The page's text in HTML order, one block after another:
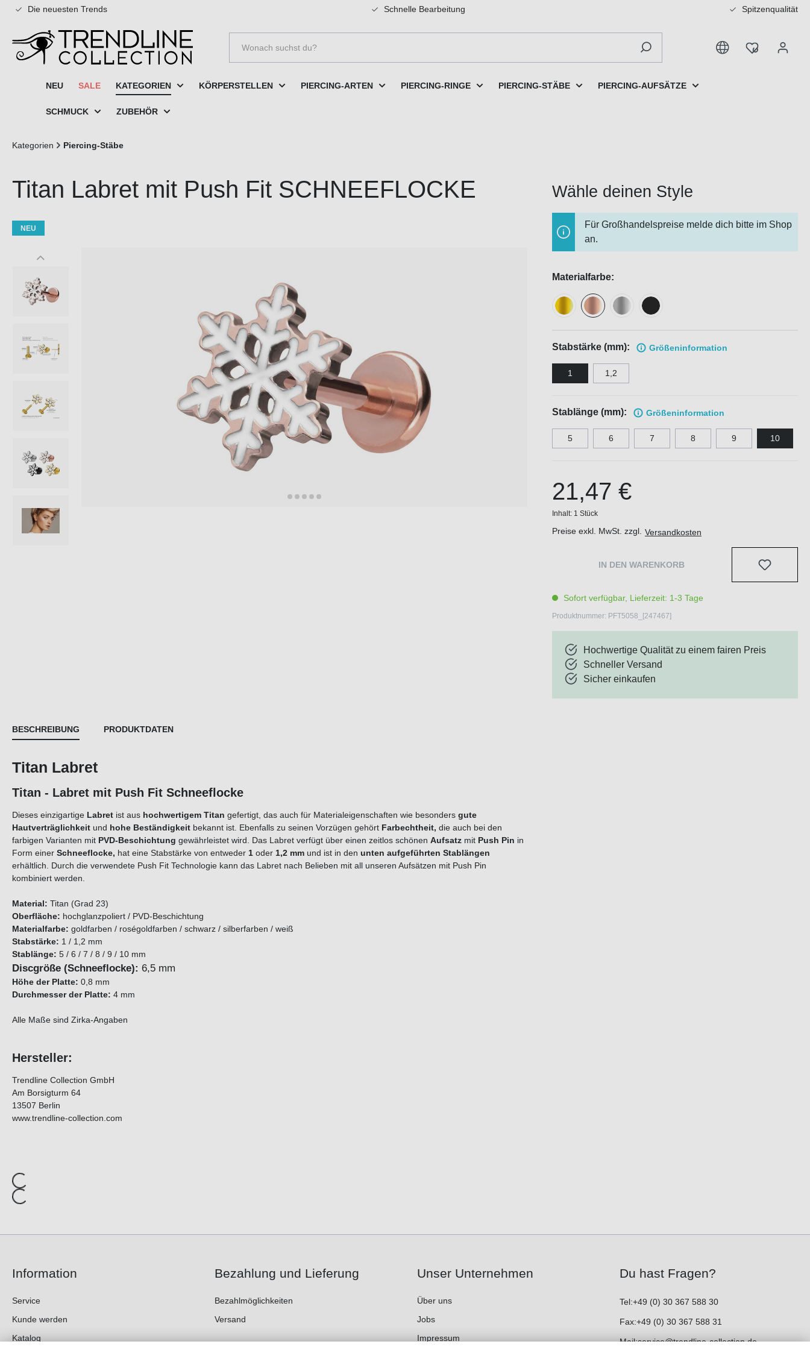
springen Zur Hauptnavigation springen
Die neuesten Trends Schnelle Bearbeitung Spitzenqualität
NEU SALE KATEGORIEN KÖRPERSTELLEN PIERCING-ARTEN PIERCING-RINGE PIERCING-STÄBE PIERCING-AUFSÄTZE
SCHMUCK ZUBEHÖR
Kategorien Piercing-Stäbe
Titan Labret mit Push Fit SCHNEEFLOCKE
NEU
Wähle deinen Style
Für Großhandelspreise melde dich bitte im Shop
an.
Materialfarbe:
Stabstärke (mm): Größeninformation
1 1,2
Stablänge (mm): Größeninformation
5 6 7 8 9 10
21,47 €
Inhalt: 1 Stück
Preise exkl. MwSt. zzgl. Versandkosten
IN DEN WARENKORB
Sofort verfügbar, Lieferzeit: 1-3 Tage
Produktnummer: PFT5058_[247467]
Hochwertige Qualität zu einem fairen Preis
Schneller Versand
Sicher einkaufen
BESCHREIBUNG PRODUKTDATEN
Titan Labret
Titan - Labret mit Push Fit Schneeflocke
Dieses einzigartige Labret ist aus hochwertigem Titan gefertigt, das auch für Materialeigenschaften wie besonders gute
Hautverträglichkeit und hohe Beständigkeit bekannt ist. Ebenfalls zu seinen Vorzügen gehört Farbechtheit, die auch bei den
farbigen Varianten mit PVD-Beschichtung gewährleistet wird. Das Labret verfügt über einen zeitlos schönen Aufsatz mit Push Pin in
Form einer Schneeflocke, hat eine Stabstärke von entweder 1 oder 1,2 mm und ist in den unten aufgeführten Stablängen
erhältlich. Durch die verwendete Push Fit Technologie kann das Labret nach Belieben mit all unseren Aufsätzen mit Push Pin
kombiniert werden.
Material: Titan (Grad 23)
Oberfläche: hochglanzpoliert / PVD-Beschichtung
Materialfarbe: goldfarben / roségoldfarben / schwarz / silberfarben / weiß
Stabstärke: 1 / 1,2 mm
Stablänge: 5 / 6 / 7 / 8 / 9 / 10 mm
Discgröße (Schneeflocke): 6,5 mm
Höhe der Platte: 0,8 mm
Durchmesser der Platte: 4 mm
Alle Maße sind Zirka-Angaben
Hersteller:
Trendline Collection GmbH
Am Borsigturm 64
13507 Berlin
www.trendline-collection.com
Information
Service
Kunde werden
Katalog
Bezahlung und Lieferung
Bezahlmöglichkeiten
Versand
Unser Unternehmen
Über uns
Jobs
Impressum
Du hast Fragen?
Tel:+49 (0) 30 367 588 30
Fax:+49 (0) 30 367 588 31
Mail:service@trendline-collection.de